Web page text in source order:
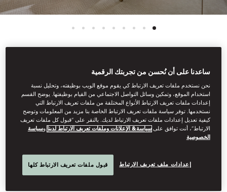
عرض جميع الغرف
جناح بإطلالة بانورامية
تتميز هذه الأجنحة التي تحتوي على غرفة نوم واحدة بإطلالات تحبس
الأنفاس تكتمل بشرفة خاصة توفر زاوية مثالية للاستغراق في المنظر.
ساعدنا على أن نُحسن من تجربتك الرقمية
نحن نستخدم ملفات تعريف الارتباط كي يقوم موقع الويب بوظيفته، وتحليل نسبة
استخدام الموقع، وتمكين وسائل التواصل الاجتماعي من القيام بوظيفتها. يوضح القسم
إعدادات ملفات تعريف الارتباط الأنواع المختلفة من ملفات تعريف الارتباط التي
نستخدمها. توفر سياسة ملفات تعريف الارتباط الخاصة بنا مزيد من المعلومات وتوضح
كيفية تعديل إعدادات ملفات تعريف الارتباط لديك. بالنقر على “قبول كل ملفات تعريف
الارتباط”، أنت توافق علىسياسة& الإعلانات وملفات تعريف الارتباط لدينا وسياسة
الخصوصية
إعدادات ملف تعريف الارتباط قبول ملفات تعريف الارتباط كلها